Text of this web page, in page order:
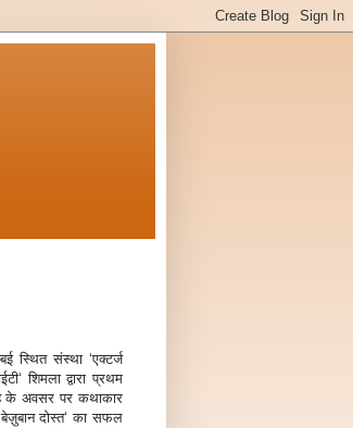
स्थित संस्था ‘एक्टर्ज
शिमला द्वारा प्रथम
के अवसर पर कथाकार
दोस्त‘ का सफल